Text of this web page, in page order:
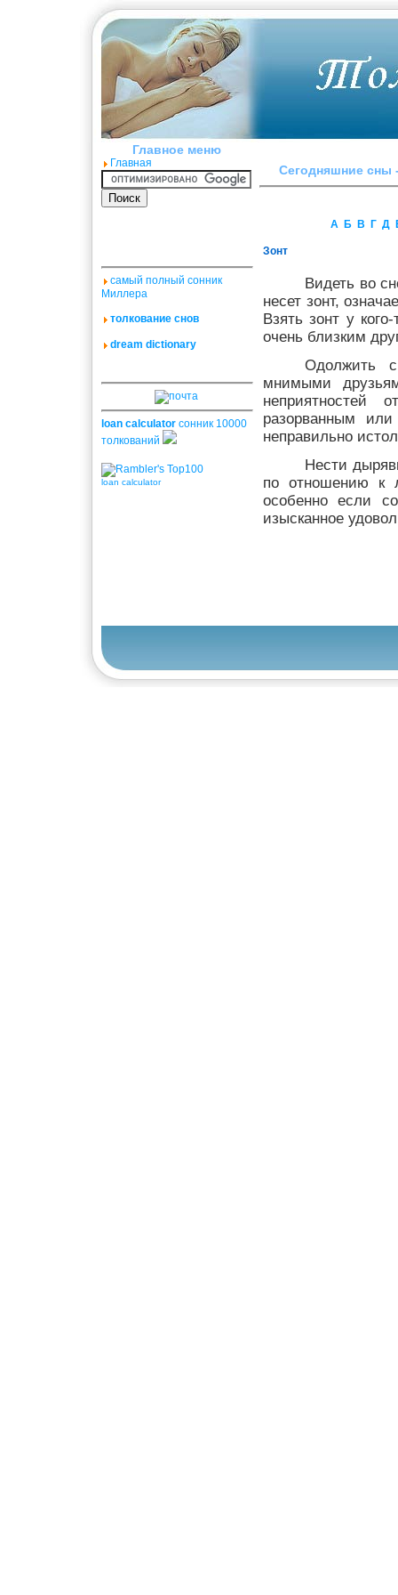
Главное меню
Главная
самый полный сонник
Миллера
толкование снов
dream dictionary
loan calculator сонник 10000
толкований
loan calculator
Сегодняшние сны
А Б В Г Д
Зонт
Видеть во
несет зонт,
Взять зонт у
очень близким
Одолжить
мнимыми
неприятностей
разорванным
неправильно
Нести
по отношению к
особенно если
изысканное